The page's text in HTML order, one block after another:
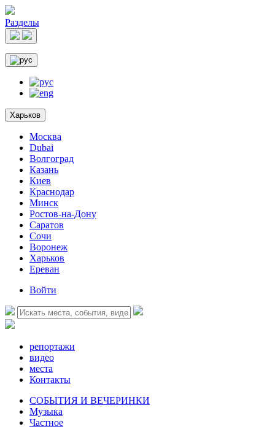
Разделы
Харьков
Москва
Dubai
Волгоград
Казань
Киев
Краснодар
Минск
Ростов-на-Дону
Саратов
Сочи
Воронеж
Харьков
Ереван
Войти
репортажи
видео
места
Контакты
СОБЫТИЯ И ВЕЧЕРИНКИ
Музыка
Частное